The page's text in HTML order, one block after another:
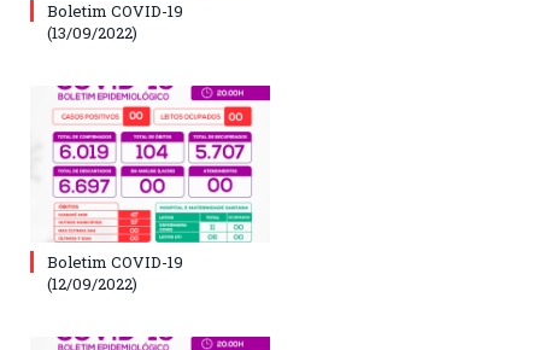
Boletim COVID-19
(13/09/2022)
Boletim COVID-19
(12/09/2022)